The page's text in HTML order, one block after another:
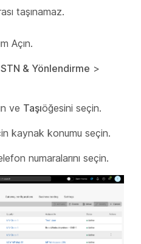
taşınamaz.
Açın.
& Yönlendirme >
ve Taşıöğesini seçin.
kaynak konumu seçin.
numaralarını seçin.